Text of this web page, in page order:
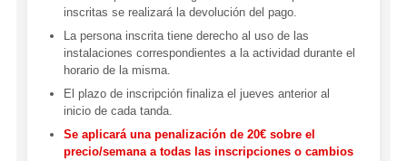
inscritas se realizará la devolución del pago.
La persona inscrita tiene derecho al uso de las
instalaciones correspondientes a la actividad durante el
horario de la misma.
El plazo de inscripción finaliza el jueves anterior al
inicio de cada tanda.
Se aplicará una penalización de 20€ sobre el
precio/semana a todas las inscripciones o cambios